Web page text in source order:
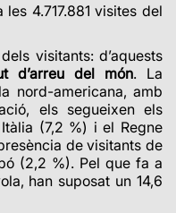
les 4.717.881 visites del
visitants: d’aquests
d’arreu del món. La
nord-americana, amb
els segueixen els
(7,2 %) i el Regne
de visitants de
(2,2 %). Pel que fa a
han suposat un 14,6